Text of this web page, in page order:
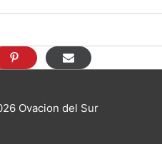
Ovacion del Sur